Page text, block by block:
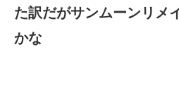
た訳だがサンムーンリメ
かな